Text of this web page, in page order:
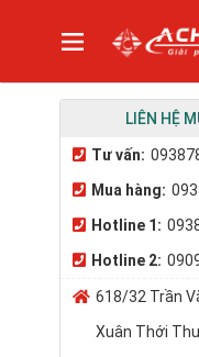
LIÊN HỆ
Tư vấn:
Mua hàng:
Hotline 1:
Hotline 2:
618/32 Trần
Xuân Thới